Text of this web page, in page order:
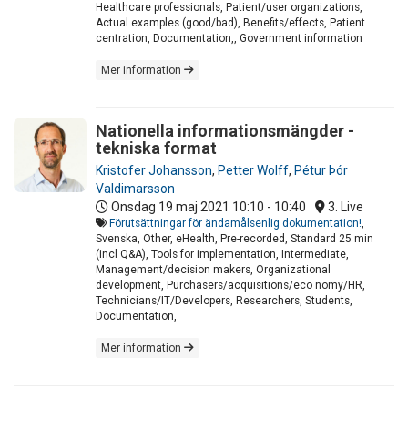
Healthcare professionals, Patient/user organizations,
Actual examples (good/bad), Benefits/effects, Patient
centration, Documentation,, Government information
Mer information
Nationella informationsmängder -
tekniska format
Kristofer Johansson, Petter Wolff, Pétur Þór
Valdimarsson
Onsdag 19 maj 2021 10:10 - 10:40 3. Live
Förutsättningar för ändamålsenlig dokumentation!,
Svenska, Other, eHealth, Pre-recorded, Standard 25 min
(incl Q&A), Tools for implementation, Intermediate,
Management/decision makers, Organizational
development, Purchasers/acquisitions/eco nomy/HR,
Technicians/IT/Developers, Researchers, Students,
Documentation,
Mer information